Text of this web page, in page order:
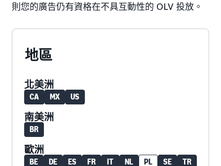
則您的廣告仍有資格在不具互動性的 OLV 投放。
地區
北美洲
CA MX US
南美洲
BR
歐洲
BE DE ES FR IT NL PL SE
TR